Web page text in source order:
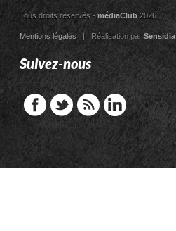
Tous droits réservés - médiaClub2026
Mentions légales| Réalisation par Sensidia
Suivez-nous